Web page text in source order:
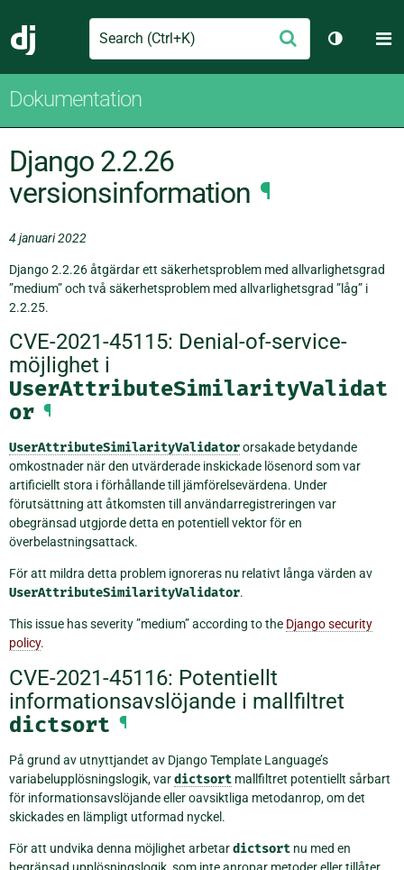
Django
Search Skicka
Växla
Dokumentation
Django 2.2.26
versionsinformation ¶
4 januari 2022
Django 2.2.26 åtgärdar ett säkerhetsproblem med allvarlighetsgrad
”medium” och två säkerhetsproblem med allvarlighetsgrad ”låg” i
2.2.25.
CVE-2021-45115: Denial-of-service-
möjlighet i
UserAttributeSimilarityValidat
or ¶
UserAttributeSimilarityValidatororsakade betydande
omkostnader när den utvärderade inskickade lösenord som var
artificiellt stora i förhållande till jämförelsevärdena. Under
förutsättning att åtkomsten till användarregistreringen var
obegränsad utgjorde detta en potentiell vektor för en
överbelastningsattack.
För att mildra detta problem ignoreras nu relativt långa värden av
UserAttributeSimilarityValidator.
This issue has severity ”medium” according to the Django security
policy.
CVE-2021-45116: Potentiellt
informationsavslöjande i mallfiltret
dictsort ¶
På grund av utnyttjandet av Django Template Language’s
variabelupplösningslogik, vardictsort mallfiltret potentiellt sårbart
för informationsavslöjande eller oavsiktliga metodanrop, om det
skickades en lämpligt utformad nyckel.
För att undvika denna möjlighet arbetardictsort nu med en